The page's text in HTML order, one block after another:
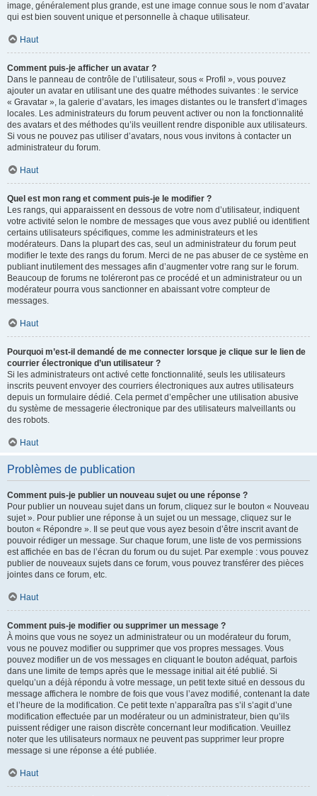
image, généralement plus grande, est une image connue sous le nom d’avatar
qui est bien souvent unique et personnelle à chaque utilisateur.
Haut
Comment puis-je afficher un avatar ?
Dans le panneau de contrôle de l’utilisateur, sous « Profil », vous pouvez
ajouter un avatar en utilisant une des quatre méthodes suivantes : le service
« Gravatar », la galerie d’avatars, les images distantes ou le transfert d’images
locales. Les administrateurs du forum peuvent activer ou non la fonctionnalité
des avatars et des méthodes qu’ils veuillent rendre disponible aux utilisateurs.
Si vous ne pouvez pas utiliser d’avatars, nous vous invitons à contacter un
administrateur du forum.
Haut
Quel est mon rang et comment puis-je le modifier ?
Les rangs, qui apparaissent en dessous de votre nom d’utilisateur, indiquent
votre activité selon le nombre de messages que vous avez publié ou identifient
certains utilisateurs spécifiques, comme les administrateurs et les
modérateurs. Dans la plupart des cas, seul un administrateur du forum peut
modifier le texte des rangs du forum. Merci de ne pas abuser de ce système en
publiant inutilement des messages afin d’augmenter votre rang sur le forum.
Beaucoup de forums ne toléreront pas ce procédé et un administrateur ou un
modérateur pourra vous sanctionner en abaissant votre compteur de
messages.
Haut
Pourquoi m’est-il demandé de me connecter lorsque je clique sur le lien de
courrier électronique d’un utilisateur ?
Si les administrateurs ont activé cette fonctionnalité, seuls les utilisateurs
inscrits peuvent envoyer des courriers électroniques aux autres utilisateurs
depuis un formulaire dédié. Cela permet d’empêcher une utilisation abusive
du système de messagerie électronique par des utilisateurs malveillants ou
des robots.
Haut
Problèmes de publication
Comment puis-je publier un nouveau sujet ou une réponse ?
Pour publier un nouveau sujet dans un forum, cliquez sur le bouton « Nouveau
sujet ». Pour publier une réponse à un sujet ou un message, cliquez sur le
bouton « Répondre ». Il se peut que vous ayez besoin d’être inscrit avant de
pouvoir rédiger un message. Sur chaque forum, une liste de vos permissions
est affichée en bas de l’écran du forum ou du sujet. Par exemple : vous pouvez
publier de nouveaux sujets dans ce forum, vous pouvez transférer des pièces
jointes dans ce forum, etc.
Haut
Comment puis-je modifier ou supprimer un message ?
À moins que vous ne soyez un administrateur ou un modérateur du forum,
vous ne pouvez modifier ou supprimer que vos propres messages. Vous
pouvez modifier un de vos messages en cliquant le bouton adéquat, parfois
dans une limite de temps après que le message initial ait été publié. Si
quelqu’un a déjà répondu à votre message, un petit texte situé en dessous du
message affichera le nombre de fois que vous l’avez modifié, contenant la date
et l’heure de la modification. Ce petit texte n’apparaîtra pas s’il s’agit d’une
modification effectuée par un modérateur ou un administrateur, bien qu’ils
puissent rédiger une raison discrète concernant leur modification. Veuillez
noter que les utilisateurs normaux ne peuvent pas supprimer leur propre
message si une réponse a été publiée.
Haut